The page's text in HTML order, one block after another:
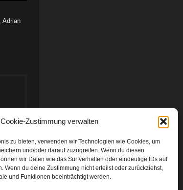
Cookie-Zustimmung verwalten
zu bieten, verwenden wir Technologien wie Cookies, um
und/oder darauf zuzugreifen. Wenn du diesen
wir Daten wie das Surfverhalten oder eindeutige IDs auf
Wenn du deine Zustimmung nicht erteilst oder zurückziehst,
und Funktionen beeinträchtigt werden.
Adrian
Michael Knopp „Ich lebe mein Leben“ ( Rilke)